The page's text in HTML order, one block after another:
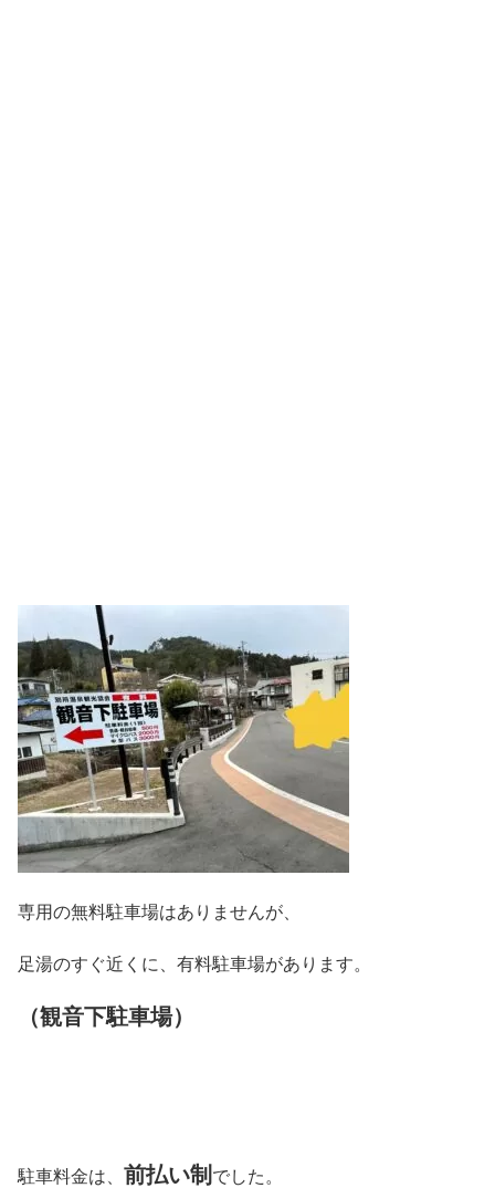
専用の無料駐車場はありませんが、
足湯のすぐ近くに、有料駐車場があります。
（観音下駐車場）
駐車料金は、 前払い制 でした。